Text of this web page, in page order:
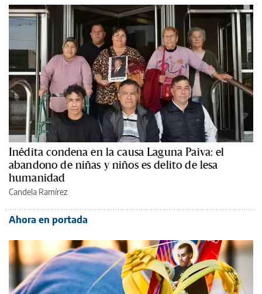
Inédita condena en la causa Laguna Paiva: el
abandono de niñas y niños es delito de lesa
humanidad
Candela Ramírez
Ahora en portada